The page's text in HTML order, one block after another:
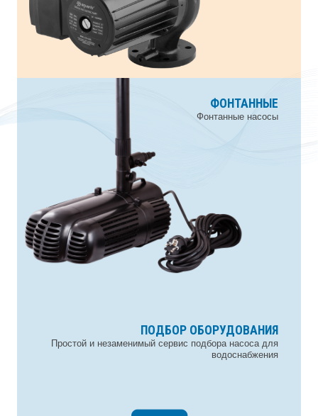
ПОВЕРХНОСТНЫЕ
Вихревые. Центробежные. Моноблочные.
НАСОСЫ-АВТОМАТЫ
Насосы с многофункциональным блоком управления
ДРЕНАЖНЫЕ
Дренажные и фекальные насосы
ПОВЫСИТЕЛЬНЫЕ
Насосы для повышения давления
ФОНТАННЫЕ
Фонтанные насосы
КОМПЛЕКТУЮЩИЕ
Все, что нужно для водоснабжения
ПОДБОР ОБОРУДОВАНИЯ
Простой и незаменимый сервис подбора насоса для
водоснабжения